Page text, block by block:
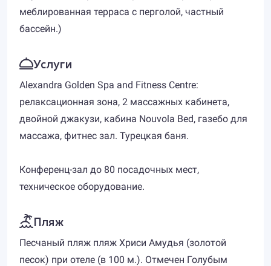
меблированная терраса с перголой, частный
бассейн.)
Услуги
Alexandra Golden Spa and Fitness Centre:
релаксационная зона, 2 массажных кабинета,
двойной джакузи, кабина Nouvola Bed, газебо для
массажа, фитнес зал. Турецкая баня.
Конференц-зал до 80 посадочных мест,
техническое оборудование.
Пляж
Песчаный пляж пляж Хриси Амудья (золотой
песок) при отеле (в 100 м.). Отмечен Голубым